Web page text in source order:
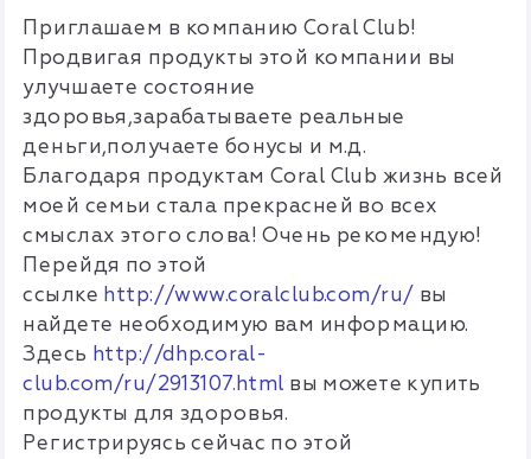
Приглашаем в компанию Coral Club!
Продвигая продукты этой компании вы
улучшаете состояние
здоровья,зарабатываете реальные
деньги,получаете бонусы и м.д.
Благодаря продуктам Coral Club жизнь всей
моей семьи стала прекрасней во всех
смыслах этого слова! Очень рекомендую!
Перейдя по этой
ссылке http://www.coralclub.com/ru/ вы
найдете необходимую вам информацию.
Здесь http://dhp.coral-
club.com/ru/2913107.html вы можете купить
продукты для здоровья.
Регистрируясь сейчас по этой